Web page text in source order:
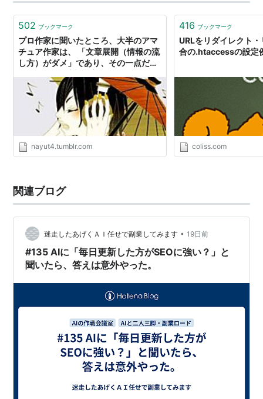
(米)〈取材記事を〉新聞用に書き直す.
[名]
(米)（書き直された）ニュース記事.
書き直し, リライト, 書き直されたもの, 訂正本［版］.
ライトを リライト Re:Re: さいごに｜リライトとブログ
作り 過…
502 ブックマーク
プロ作家に聞いたところ、大半のアマ
チュア作家は、 「文章展開（情報の流
し方）がダメ」であり、その一点だけ
だそうです。 ためしにプロ作家の人に
アマチュア作家の作品の序盤をリライ
トしてもらったのですが、 その差は歴
然でした。 プロ：「ふんふん」と苦も
無く、読み進められた アマチュア：
「誰の台詞？」「5行前の内容を今頃
説明かよ！」など とこ
読めないような書き方だと、 その後、
どうクライマッ
nayut4.tumblr.com
416 ブックマーク
URLをリダイレクト
合の.htaccessの設定
coliss.com
関連ブログ
迷走したあげくＡＩ任せで副業してみます • 19日前
#135 AIに「毎日更新した方がSEOに強い？」と
聞いたら、答えは意外やった。